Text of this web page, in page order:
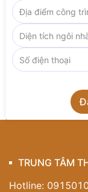
trở nên đắt giá
Nếu bạn đang
trọng, vừa tinh
lẫn thẩm mỹ, thì
NT23311 của
lòng. Không chỉ
nhỏ” trong
Liên hệ ngay
TRUNG TÂM
Hotline: